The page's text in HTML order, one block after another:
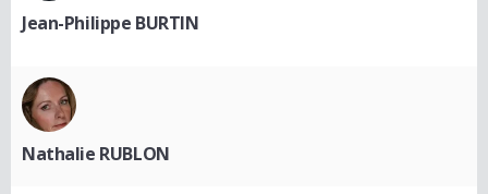
Jean-Philippe BURTIN
Nathalie RUBLON